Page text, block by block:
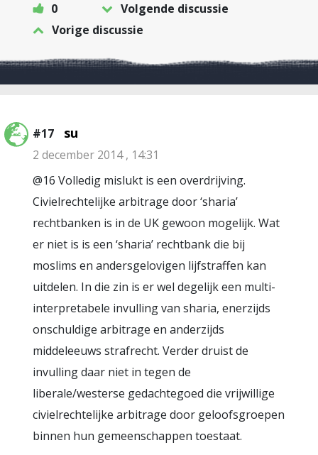
0
Volgende discussie
Vorige discussie
#17 su
2 december 2014 , 14:31
@16 Volledig mislukt is een overdrijving.
Civielrechtelijke arbitrage door ‘sharia’
rechtbanken is in de UK gewoon mogelijk. Wat
er niet is is een ‘sharia’ rechtbank die bij
moslims en andersgelovigen lijfstraffen kan
uitdelen. In die zin is er wel degelijk een multi-
interpretabele invulling van sharia, enerzijds
onschuldige arbitrage en anderzijds
middeleeuws strafrecht. Verder druist de
invulling daar niet in tegen de
liberale/westerse gedachtegoed die vrijwillige
civielrechtelijke arbitrage door geloofsgroepen
binnen hun gemeenschappen toestaat.